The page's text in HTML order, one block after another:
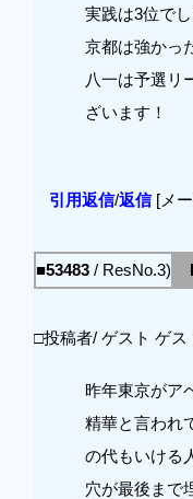
実践は3位でし
京都は強かっ
八一は予選リ
ざいます！
引用返信/返信[メ
■53483 / ResNo.3)
□投稿者/ ゲスト ゲス
昨年東京がア
精華と言われ
の代もいける
穴が最後まで